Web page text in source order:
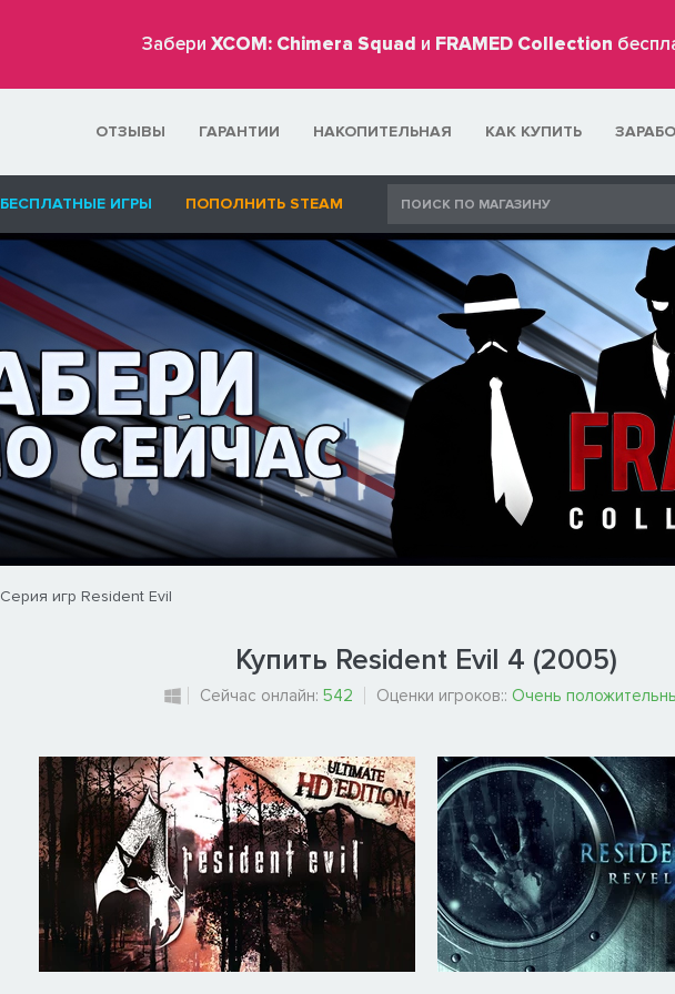
Забери XCOM: Chimera Squad и FRAMED Collection
ОТЗЫВЫ ГАРАНТИИ НАКОПИТЕЛЬНАЯ КАК КУПИТЬ
БЕСПЛАТНЫЕ ИГРЫ ПОПОЛНИТЬ STEAM
Серия игр Resident Evil
Купить Resident Evil 4 (2005)
Сейчас онлайн: 542 Оценки игроков:: Очень